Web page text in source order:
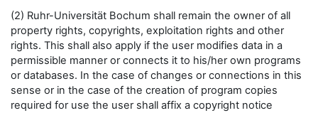
(2) Ruhr-Universität Bochum shall remain the owner of all
property rights, copyrights, exploitation rights and other
rights. This shall also apply if the user modifies data in a
permissible manner or connects it to his/her own programs
or databases. In the case of changes or connections in this
sense or in the case of the creation of program copies
required for use the user shall affix a copyright notice